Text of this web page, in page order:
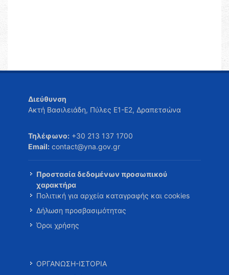
Διεύθυνση
Ακτή Βασιλειάδη, Πύλες Ε1-Ε2, Δραπετσώνα
Τηλέφωνο: +30 213 137 1700
Email: contact@yna.gov.gr
Προστασία δεδομένων προσωπικού
χαρακτήρα
Πολιτική για αρχεία καταγραφής και cookies
Δήλωση προσβασιμότητας
Όροι χρήσης
ΟΡΓΑΝΩΣΗ-ΙΣΤΟΡΙΑ